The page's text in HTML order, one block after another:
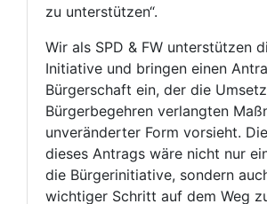
zu unterstützen“.
Wir als SPD & FW unterstützen
Initiative und bringen einen
Bürgerschaft ein, der die
Bürgerbegehren verlangten
unveränderter Form vorsieht.
dieses Antrags wäre nicht nur
die Bürgerinitiative, sondern
wichtiger Schritt auf dem Weg